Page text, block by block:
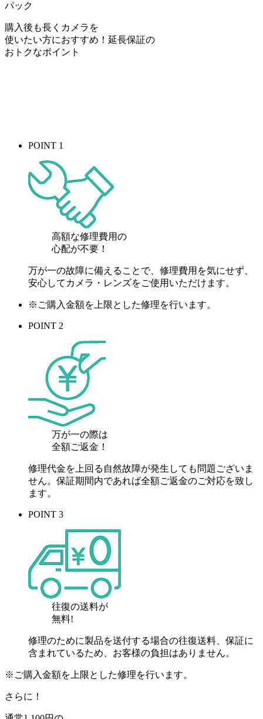
パック
購入後も長くカメラを
使いたい方におすすめ！ 延長保証の
おトクなポイント
POINT 1
高額な修理費用の
心配が不要！
万が一の故障に備えることで、修理費用を気にせず、
安心してカメラ・レンズをご使用いただけます。
※ご購入金額を上限とした修理を行います。
POINT 2
万が一の際は
全額ご返金！
修理代金を上回る自然故障が発生しても問題ございま
せん。保証期間内であれば全額ご返金のご対応を致し
ます。
POINT 3
往復の送料が
無料!
修理のために製品を送付する場合の往復送料、保証に
含まれているため、お客様の負担はありません。
※ご購入金額を上限とした修理を行います。
さらに！